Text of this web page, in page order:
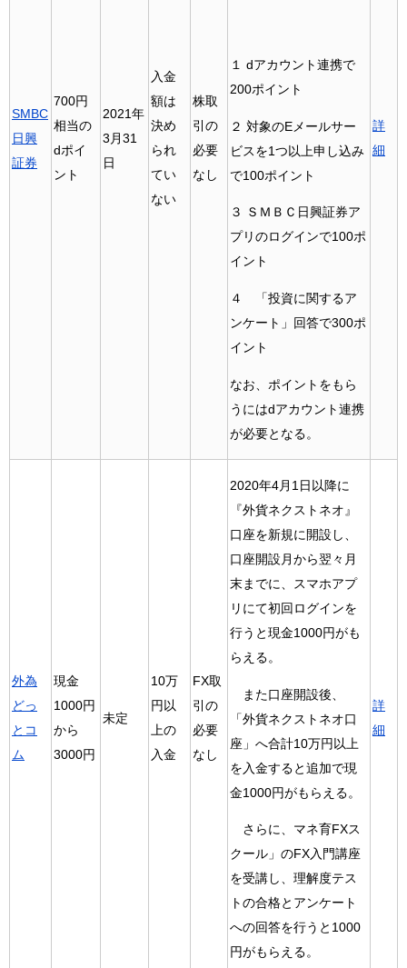
SMBC
日興
証券
700円
相当の
dポイ
ント
2021年
3月31
日
入金
額は
決め
られ
てい
ない
株取
引の
必要
なし
１ dアカウント連携で
200ポイント
２ 対象のEメールサー
ビスを1つ以上申し込み
で100ポイント
３ ＳＭＢＣ日興証券ア
プリのログインで100ポ
イント
４ 「投資に関するア
ンケート」回答で300ポ
イント
なお、ポイントをもら
うにはdアカウント連携
が必要となる。
詳
細
外為
どっ
とコ
ム
現金
1000円
から
3000円
未定
10万
円以
上の
入金
FX取
引の
必要
なし
2020年4月1日以降に
『外貨ネクストネオ』
口座を新規に開設し、
口座開設月から翌々月
末までに、スマホアプ
リにて初回ログインを
行うと現金1000円がも
らえる。
また口座開設後、
「外貨ネクストネオ口
座」へ合計10万円以上
を入金すると追加で現
金1000円がもらえる。
さらに、マネ育FXス
クール」のFX入門講座
を受講し、理解度テス
トの合格とアンケート
への回答を行うと1000
円がもらえる。
詳
細